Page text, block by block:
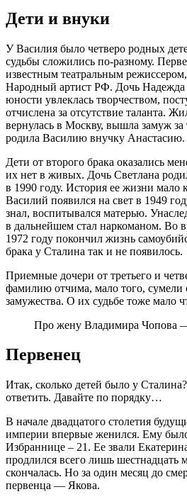
Дети и внуки
У Василия было четверо родных
судьбы сложились по-разному.
известным театральным
Народный артист РФ. Дочь Надежда
юности увлеклась творчеством,
отчислена за отсутствие таланта.
вернулась в Москву, вышла замуж за
родила Василию внучку Анастасию.
Дети от второго брака оказались
их нет в живых. Дочь Светлана
в 1990 году. История ее жизни мало
Василий появился на свет в 1949
знал, воспитывался матерью.
в дальнейшем стал наркоманом. Во
1972 году покончил жизнь
брака у Сталина так и не появилось.
Приемные дочери от третьего и
фамилию отчима, мало того, сумели
замужества. О их судьбе тоже мало
Про жену Владимира Чопова
Первенец
Итак, сколько детей было у
ответить. Давайте по порядку…
В начале двадцатого столетия
империи впервые женился. Ему было
Избраннице – 21. Ее звали
продлился всего лишь шестнадцать
скончалась. Но за один месяц до
первенца — Якова.